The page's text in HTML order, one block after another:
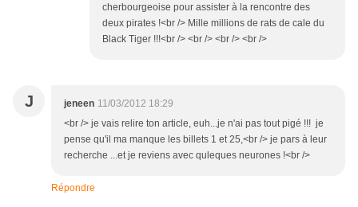
cherbourgeoise pour assister à la rencontre des
deux pirates !<br /> Mille millions de rats de cale du
Black Tiger !!!<br /> <br /> <br /> <br />
J jeneen 11/03/2012 18:29
<br /> je vais relire ton article, euh...je n'ai pas tout pigé !!! je
pense qu'il ma manque les billets 1 et 25,<br /> je pars à leur
recherche ...et je reviens avec quleques neurones !<br />
Répondre